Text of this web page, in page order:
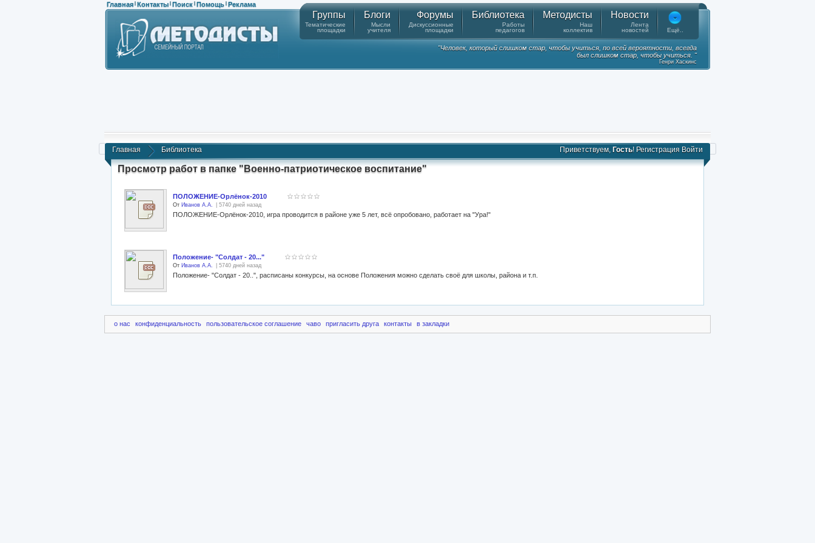
Главная | Контакты | Поиск | Помощь | Реклама
Группы
Тематические
площадки
Блоги
Мысли
учителя
Форумы
Дискуссионные
площадки
Библиотека
Работы
педагогов
Методисты
Наш
коллектив
Новости
Лента
новостей
Ещё..
"Человек, который слишком стар, чтобы учиться, по всей вероятности, всегда
был слишком стар, чтобы учиться. "
Генри Хаскинс
Главная Библиотека Приветствуем, Гость! Регистрация Войти
Просмотр работ в папке "Военно-патриотическое воспитание"
ПОЛОЖЕНИЕ-Орлёнок-2010
От Иванов А.А. | 5740 дней назад
ПОЛОЖЕНИЕ-Орлёнок-2010, игра проводится в районе уже 5 лет, всё опробовано, работает на "Ура!"
Положение- "Солдат - 20..."
От Иванов А.А. | 5740 дней назад
Положение- "Солдат - 20..", расписаны конкурсы, на основе Положения можно сделать своё для школы, района и т.п.
о нас конфиденциальность пользовательское соглашение чаво пригласить друга контакты в закладки